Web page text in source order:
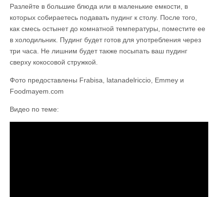
Разлейте в большие блюда или в маленькие емкости, в
которых собираетесь подавать пудинг к столу. После того,
как смесь остынет до комнатной температуры, поместите ее
в холодильник. Пудинг будет готов для употребления через
три часа. Не лишним будет также посыпать ваш пудинг
сверху кокосовой стружкой.
Фото предоставлены Frabisa, latanadelriccio, Emmey и
Foodmayem.com
Видео по теме: